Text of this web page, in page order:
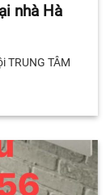
nhà Hà
TRUNG TÂM